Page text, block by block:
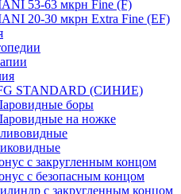
53-63 мкрн Fine (F)
20-30 мкрн Extra Fine (EF)
STANDARD (СИНИЕ)
боры
на ножке
с закругленным концом
с безопасным концом
с закругленным концом